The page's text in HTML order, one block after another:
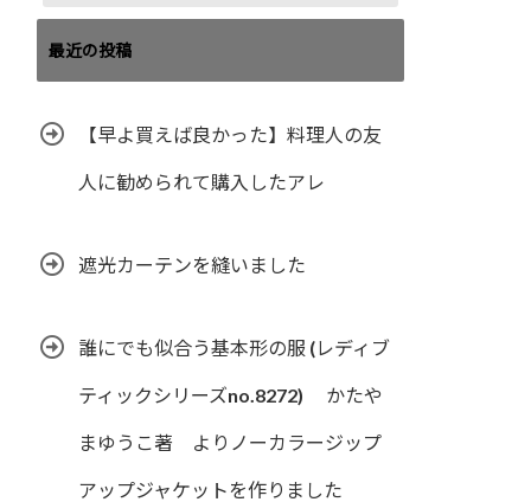
最近の投稿
【早よ買えば良かった】料理人の友
人に勧められて購入したアレ
遮光カーテンを縫いました
誰にでも似合う基本形の服 (レディブ
ティックシリーズno.8272) かたや
まゆうこ著 よりノーカラージップ
アップジャケットを作りました